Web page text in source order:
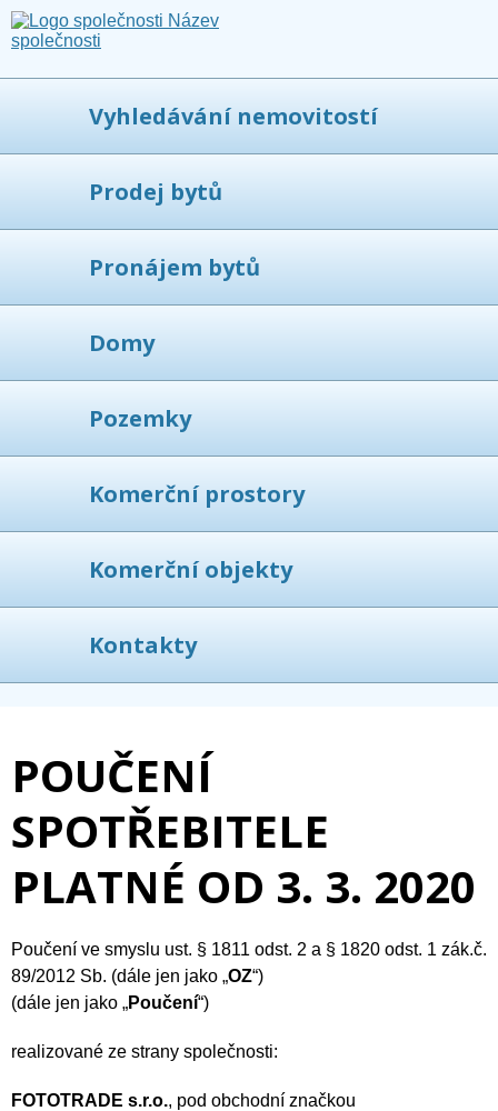
Vyhledávání nemovitostí
Prodej bytů
Pronájem bytů
Domy
Pozemky
Komerční prostory
Komerční objekty
Kontakty
POUČENÍ
SPOTŘEBITELE
PLATNÉ OD 3. 3. 2020
Poučení ve smyslu ust. § 1811 odst. 2 a § 1820 odst. 1 zák.č.
89/2012 Sb. (dále jen jako „OZ“)
(dále jen jako „Poučení“)
realizované ze strany společnosti:
FOTOTRADE s.r.o., pod obchodní značkou